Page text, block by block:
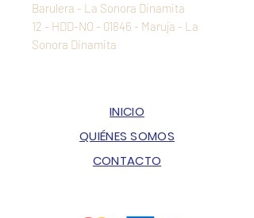
Barulera - La Sonora Dinamita
12 - HDD-NO - 01846 - Maruja - La
Sonora Dinamita
INICIO
QUIÉNES SOMOS
CONTACTO